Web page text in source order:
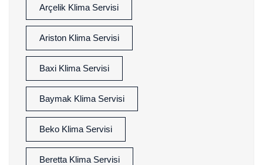
Arçelik Klima Servisi
Ariston Klima Servisi
Baxi Klima Servisi
Baymak Klima Servisi
Beko Klima Servisi
Beretta Klima Servisi